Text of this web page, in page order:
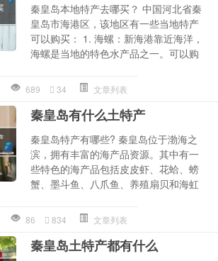
秦皇岛本地特产去哪买？ 中国河北省秦
皇岛市海港区，该地区有一些当地特产
可以购买： 1. 海螺：新海港靠近海洋，
海螺是当地的特色水产品之一。可以购
689 34 文章列表
秦皇岛有什么土特产
秦皇岛特产有哪些? 秦皇岛位于渤海之
滨，拥有丰富的海产品资源。其中有一
些特色的海产品包括皮皮虾、花蛤、螃
蟹、墨斗鱼、八爪鱼、养殖扇贝和海虹
86 834 文章列表
秦皇岛土特产都有什么